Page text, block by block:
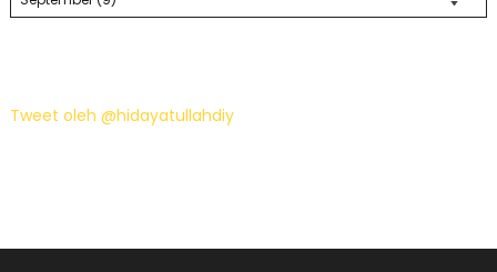
Tweet oleh @hidayatullahdiy